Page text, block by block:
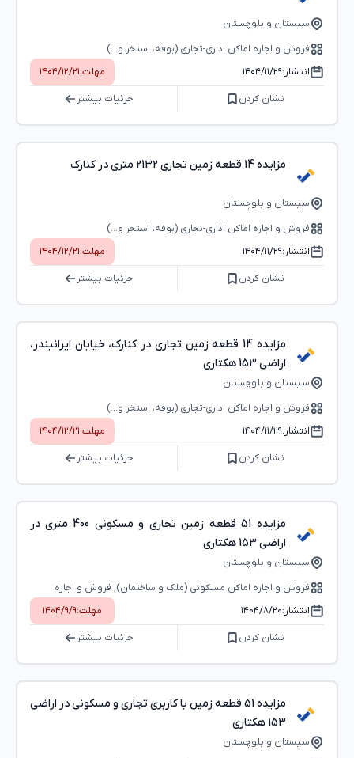
سیستان و بلوچستان
فروش و اجاره اماکن اداری-تجاری (بوفه، استخر و...)
انتشار:۱۴۰۴/۱۱/۲۹ مهلت:۱۴۰۴/۱۲/۲۱
نشان کردن جزئیات بیشتر
مزایده 14 قطعه زمین تجاری 2132 متری در کنارک
سیستان و بلوچستان
فروش و اجاره اماکن اداری-تجاری (بوفه، استخر و...)
انتشار:۱۴۰۴/۱۱/۲۹ مهلت:۱۴۰۴/۱۲/۲۱
نشان کردن جزئیات بیشتر
مزایده 14 قطعه زمین تجاری در کنارک، خیابان ایرانبندر،
اراضی 153 هکتاری
سیستان و بلوچستان
فروش و اجاره اماکن اداری-تجاری (بوفه، استخر و...)
انتشار:۱۴۰۴/۱۱/۲۹ مهلت:۱۴۰۴/۱۲/۲۱
نشان کردن جزئیات بیشتر
مزایده 51 قطعه زمین تجاری و مسکونی 400 متری در
اراضی 153 هکتاری
سیستان و بلوچستان
فروش و اجاره اماکن مسکونی (ملک و ساختمان), فروش و اجاره
اماکن اداری-تجاری (بوفه، استخر و...)
انتشار:۱۴۰۴/۸/۲۰ مهلت:۱۴۰۴/۹/۹
نشان کردن جزئیات بیشتر
مزایده 51 قطعه زمین با کاربری تجاری و مسکونی در اراضی
153 هکتاری
سیستان و بلوچستان